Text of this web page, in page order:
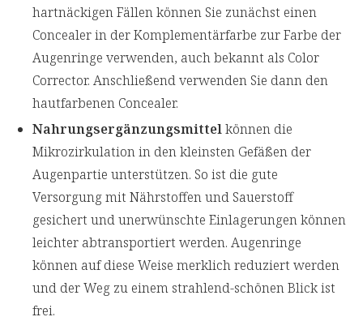
hartnäckigen Fällen können Sie zunächst einen
Concealer in der Komplementärfarbe zur Farbe der
Augenringe verwenden, auch bekannt als Color
Corrector. Anschließend verwenden Sie dann den
hautfarbenen Concealer.
Nahrungsergänzungsmittelkönnen die
Mikrozirkulation in den kleinsten Gefäßen der
Augenpartie unterstützen. So ist die gute
Versorgung mit Nährstoffen und Sauerstoff
gesichert und unerwünschte Einlagerungen können
leichter abtransportiert werden. Augenringe
können auf diese Weise merklich reduziert werden
und der Weg zu einem strahlend-schönen Blick ist
frei.